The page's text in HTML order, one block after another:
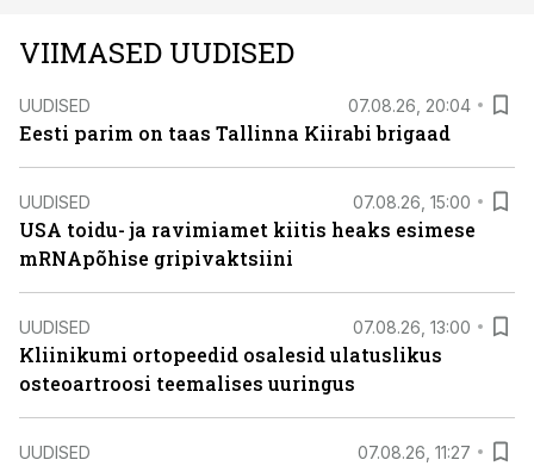
VIIMASED UUDISED
UUDISED 07.08.26, 20:04
Eesti parim on taas Tallinna Kiirabi brigaad
UUDISED 07.08.26, 15:00
USA toidu- ja ravimiamet kiitis heaks esimese
mRNApõhise gripivaktsiini
UUDISED 07.08.26, 13:00
Kliinikumi ortopeedid osalesid ulatuslikus
osteoartroosi teemalises uuringus
UUDISED 07.08.26, 11:27